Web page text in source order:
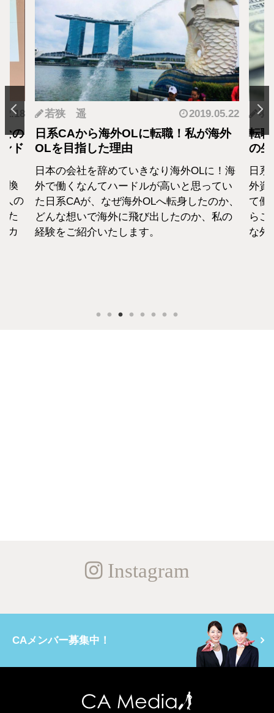
の
ド
換
人の
た
カ
若狭 遥 2019.05.22
日系CAから海外OLに転職！私が海外
OLを目指した理由
日本の会社を辞めていきなり海外OLに！海
外で働くなんてハードルが高いと思ってい
た日系CAが、なぜ海外OLへ転身したのか、
どんな想いで海外に飛び出したのか、私の
経験をご紹介いたします。
羽
転
の
日
外資
て働
らこ
な外
Instagram
CAメンバー募集中！